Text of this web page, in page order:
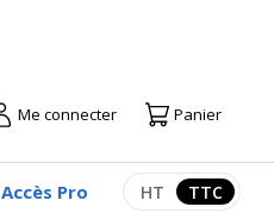
Me connecter Panier
Accès Pro Afficher les
HT TTC